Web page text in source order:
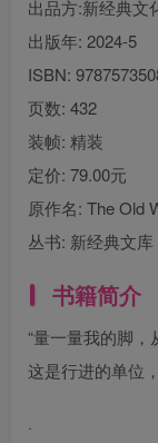
出品方:新经典文
出版年: 2024-5
ISBN:
页数: 432
装帧: 精装
定价: 79.00元
原作名: The Old
丛书: 新经典文库
书籍简介
“量一量我的脚，
这是行进的单位
·